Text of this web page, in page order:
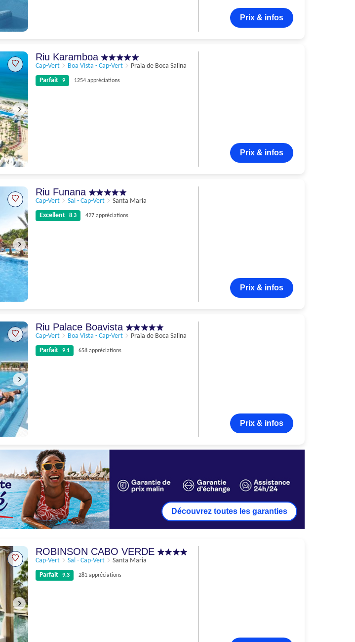
Prix & infos
Riu Karamboa
Cap-Vert Boa Vista - Cap-Vert
Praia de Boca Salina
Parfait
9 1254 appréciations
Prix & infos
Riu Funana
Cap-Vert Sal - Cap-Vert
Santa Maria
Excellent
8.3 427 appréciations
Prix & infos
9.1
Riu Palace Boavista
Cap-Vert Boa Vista - Cap-Vert
Praia de Boca Salina
Parfait
9.1 658 appréciations
Prix & infos
Découvrez toutes les garanties
ROBINSON CABO VERDE
Cap-Vert Sal - Cap-Vert
Santa Maria
Parfait
9.3 281 appréciations